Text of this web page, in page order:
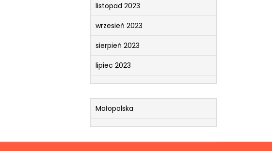
listopad 2023
wrzesień 2023
sierpień 2023
lipiec 2023
Małopolska